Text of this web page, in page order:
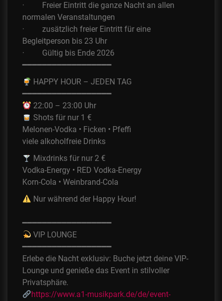
· Freier Eintritt die ganze Nacht an allen
normalen Veranstaltungen
· zusätzlich freier Eintritt für eine
Begleitperson bis 23 Uhr
· Gültig bis Ende 2026
━━━━━━━━━━━━━━━━━━
HAPPY HOUR – JEDEN TAG
━━━━━━━━━━━━━━━━━━
22:00 – 23:00 Uhr
Shots für nur 1 €
Melonen-Vodka • Ficken • Pfeffi
viele alkoholfreie Drinks
Mixdrinks für nur 2 €
Vodka-Energy • RED Vodka-Energy
Korn-Cola • Weinbrand-Cola
Nur während der Happy Hour!
━━━━━━━━━━━━━━━━━━
VIP LOUNGE
━━━━━━━━━━━━━━━━━━
Erlebe die Nacht exklusiv: Buche jetzt deine VIP-
Lounge und genieße das Event in stilvoller
Privatsphäre.
https://www.a1-musikpark.de/de/event-